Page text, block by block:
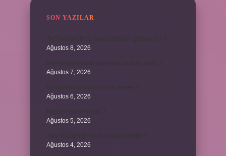
SON YAZILAR
Ağustos 8, 2026
Ağustos 7, 2026
Ağustos 6, 2026
Ağustos 5, 2026
Ağustos 4, 2026